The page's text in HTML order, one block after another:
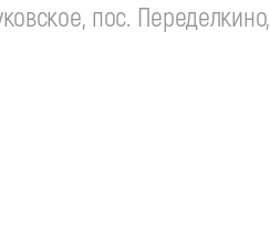
пос. Переделкино,